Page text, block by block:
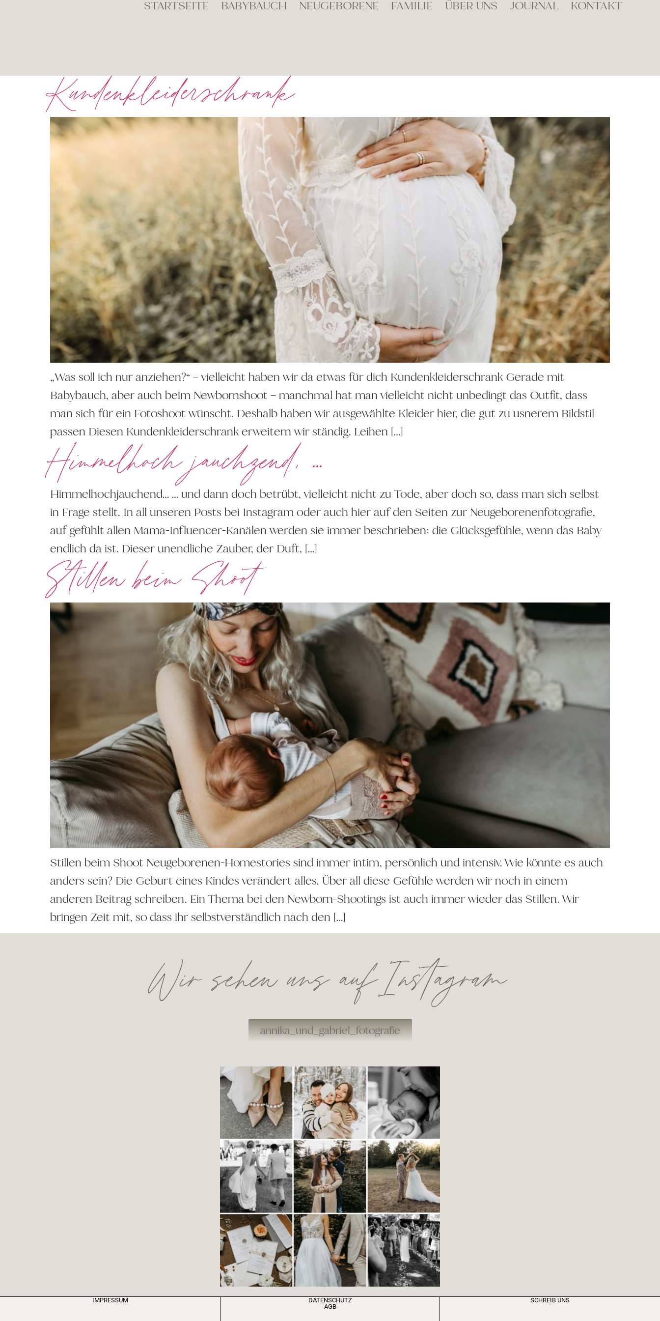
STARTSEITE BABYBAUCH NEUGEBORENE FAMILIE ÜBER UNS JOURNAL KONTAKT
Kundenkleiderschrank
„Was soll ich nur anziehen?“ – vielleicht haben wir da etwas für dich Kundenkleiderschrank Gerade mit
Babybauch, aber auch beim Newbornshoot – manchmal hat man vielleicht nicht unbedingt das Outfit, dass
man sich für ein Fotoshoot wünscht. Deshalb haben wir ausgewählte Kleider hier, die gut zu usnerem Bildstil
passen Diesen Kundenkleiderschrank erweitern wir ständig. Leihen […]
Himmelhoch jauchzend, …
Himmelhochjauchend… … und dann doch betrübt, vielleicht nicht zu Tode, aber doch so, dass man sich selbst
in Frage stellt. In all unseren Posts bei Instagram oder auch hier auf den Seiten zur Neugeborenenfotografie,
auf gefühlt allen Mama-Influencer-Kanälen werden sie immer beschrieben: die Glücksgefühle, wenn das Baby
endlich da ist. Dieser unendliche Zauber, der Duft, […]
Stillen beim Shoot
Stillen beim Shoot Neugeborenen-Homestories sind immer intim, persönlich und intensiv. Wie könnte es auch
anders sein? Die Geburt eines Kindes verändert alles. Über all diese Gefühle werden wir noch in einem
anderen Beitrag schreiben. Ein Thema bei den Newborn-Shootings ist auch immer wieder das Stillen. Wir
bringen Zeit mit, so dass ihr selbstverständlich nach den […]
Wir sehen uns auf Instagram
annika_und_gabriel_fotografie
IMPRESSUM
DATENSCHUTZ
AGB
SCHREIB UNS